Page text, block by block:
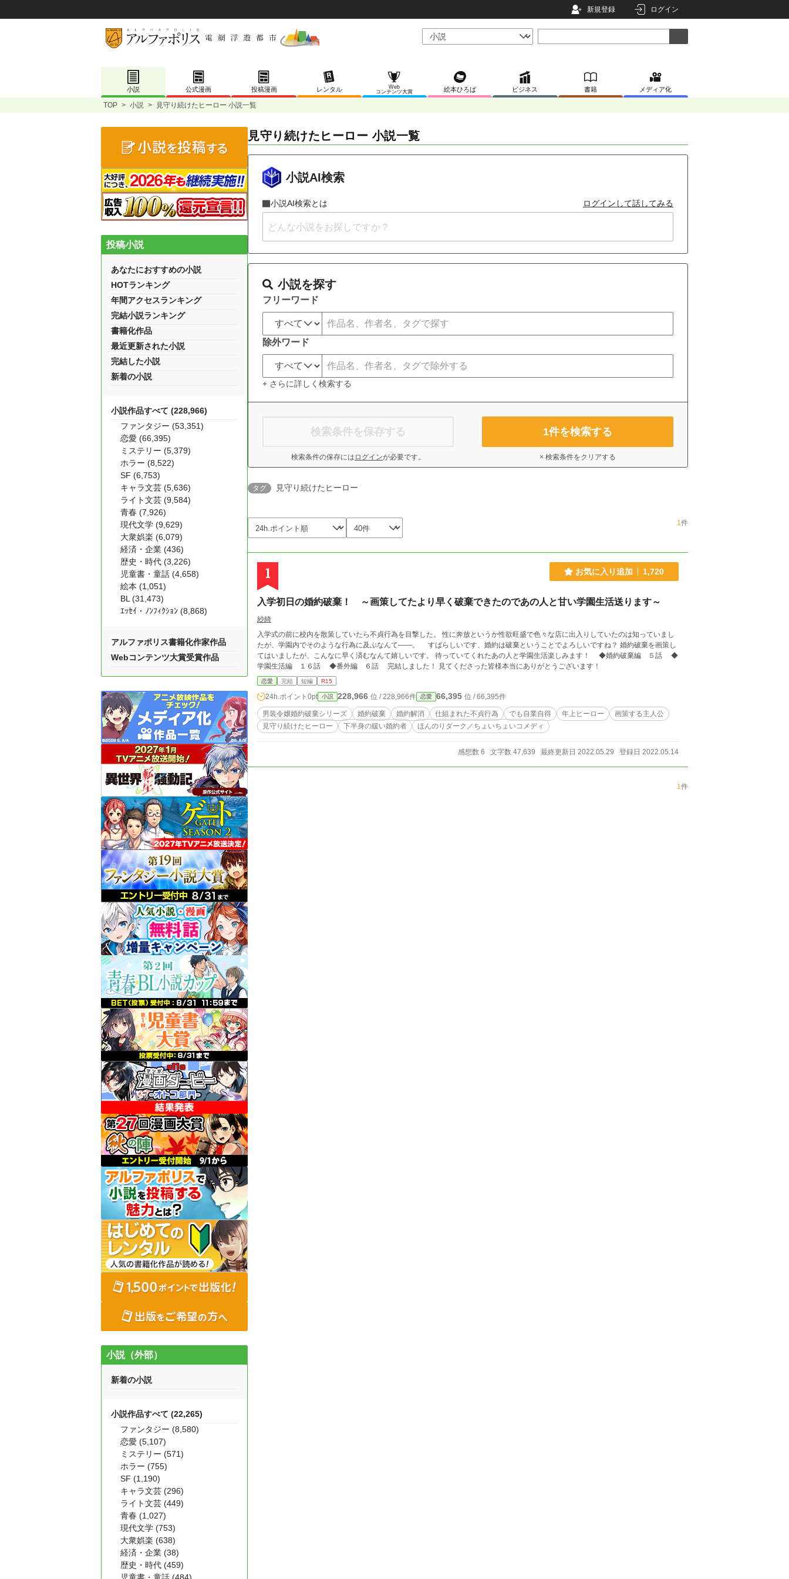
新規登録 ログイン
小説 公式漫画 投稿漫画 レンタル
Web
コンテンツ大賞
絵本ひろば ビジネス 書籍 メディア化
TOP > 小説 > 見守り続けたヒーロー 小説一覧
見守り続けたヒーロー 小説一覧
小説AI検索
小説AI検索とは ログインして話してみる
小説を探す
フリーワード
除外ワード
+ さらに詳しく検索する
検索条件を保存する
検索条件の保存には ログインが必要です。
1件を検索する
× 検索条件をクリアする
タグ 見守り続けたヒーロー
1件
1 お気に入り追加 1,720
入学初日の婚約破棄！ ～画策してたより早く破棄できたのであの人と甘い学園生活送ります～
紗綺
入学式の前に校内を散策していたら不貞行為を目撃した。 性に奔放というか性欲旺盛で色々な店に出入りしていたのは知っていまし
たが、学園内でそのような行為に及ぶなんて――。 すばらしいです、婚約は破棄ということでよろしいですね？ 婚約破棄を画策し
てはいましたが、こんなに早く済むなんて嬉しいです。 待っていてくれたあの人と学園生活楽しみます！ ◆婚約破棄編 ５話 ◆
学園生活編 １６話 ◆番外編 ６話 完結しました！ 見てくださった皆様本当にありがとうございます！
恋愛 完結 短編 R15
24h.ポイント 0pt 小説 228,966 位 / 228,966件 恋愛 66,395 位 / 66,395件
男装令嬢婚約破棄シリーズ 婚約破棄 婚約解消 仕組まれた不貞行為 でも自業自得 年上ヒーロー
画策する主人公
見守り続けたヒーロー
下半身の緩い婚約者 ほんのりダーク／ちょいちょいコメディ
感想数 6 文字数 47,639 最終更新日 2022.05.29 登録日 2022.05.14
1件
投稿小説
あなたにおすすめの小説
HOTランキング
年間アクセスランキング
完結小説ランキング
書籍化作品
最近更新された小説
完結した小説
新着の小説
小説作品すべて (228,966)
ファンタジー (53,351)
恋愛 (66,395)
ミステリー (5,379)
ホラー (8,522)
SF (6,753)
キャラ文芸 (5,636)
ライト文芸 (9,584)
青春 (7,926)
現代文学 (9,629)
大衆娯楽 (6,079)
経済・企業 (436)
歴史・時代 (3,226)
児童書・童話 (4,658)
絵本 (1,051)
BL (31,473)
ｴｯｾｲ・ﾉﾝﾌｨｸｼｮﾝ (8,868)
アルファポリス書籍化作家作品
Webコンテンツ大賞受賞作品
小説（外部）
新着の小説
小説作品すべて (22,265)
ファンタジー (8,580)
恋愛 (5,107)
ミステリー (571)
ホラー (755)
SF (1,190)
キャラ文芸 (296)
ライト文芸 (449)
青春 (1,027)
現代文学 (753)
大衆娯楽 (638)
経済・企業 (38)
歴史・時代 (459)